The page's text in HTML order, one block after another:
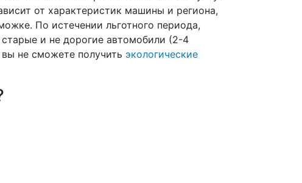
от характеристик машины и региона,
По истечении льготного периода,
и не дорогие автомобили (2-4
не сможете получить экологические